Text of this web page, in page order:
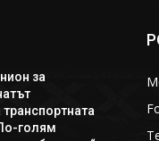
за
голям